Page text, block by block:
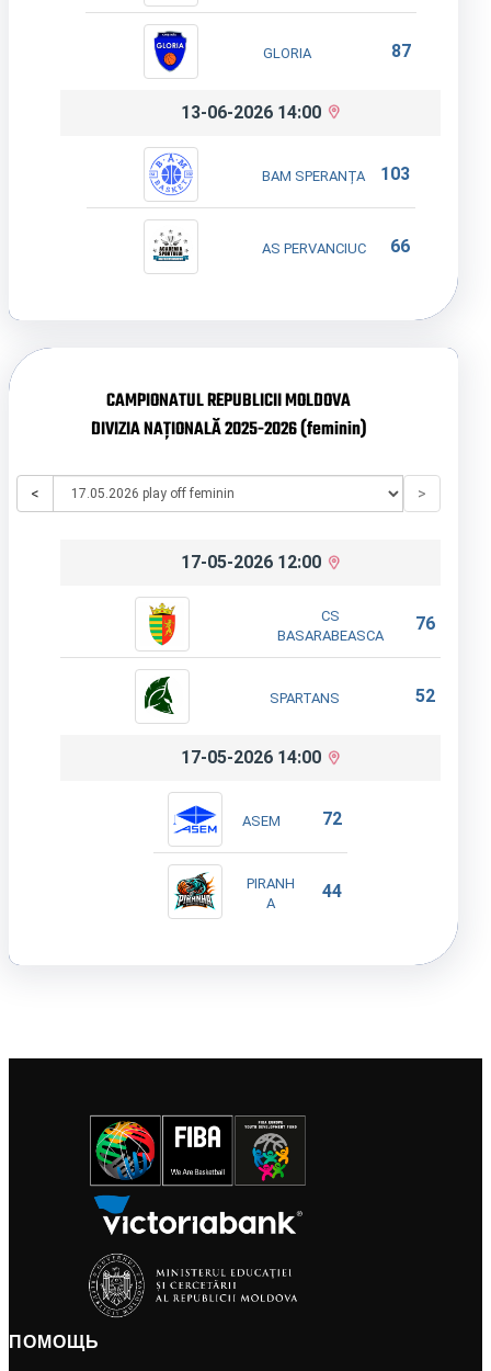
GLORIA 87
13-06-2026 14:00
BAM SPERANȚA 103
AS PERVANCIUC 66
CAMPIONATUL REPUBLICII MOLDOVA
DIVIZIA NAȚIONALĂ 2025-2026 (feminin)
< >
17-05-2026 12:00
CS
BASARABEASCA
76
SPARTANS 52
17-05-2026 14:00
ASEM 72
PIRANH
A
44
ПОМОЩЬ